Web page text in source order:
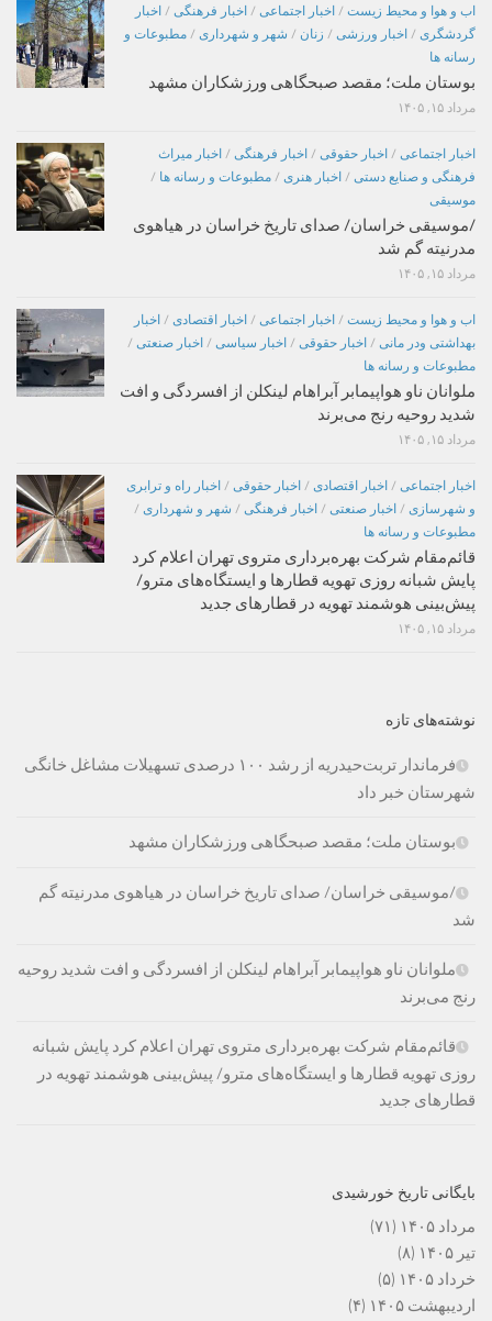
اب و هوا و محیط زیست / اخبار اجتماعی / اخبار فرهنگی / اخبار
گردشگری / اخبار ورزشی / زنان / شهر و شهرداری / مطبوعات و
رسانه ها
بوستان ملت؛ مقصد صبحگاهی ورزشکاران مشهد
مرداد ۱۵, ۱۴۰۵
اخبار اجتماعی / اخبار حقوقی / اخبار فرهنگی / اخبار میراث
فرهنگی و صنایع دستی / اخبار هنری / مطبوعات و رسانه ها /
موسیقی
/موسیقی خراسان/ صدای تاریخ خراسان در هیاهوی
مدرنیته گم شد
مرداد ۱۵, ۱۴۰۵
اب و هوا و محیط زیست / اخبار اجتماعی / اخبار اقتصادی / اخبار
بهداشتی ودر مانی / اخبار حقوقی / اخبار سیاسی / اخبار صنعتی /
مطبوعات و رسانه ها
ملوانان ناو هواپیمابر آبراهام لینکلن از افسردگی و افت
شدید روحیه رنج می‌برند
مرداد ۱۵, ۱۴۰۵
اخبار اجتماعی / اخبار اقتصادی / اخبار حقوقی / اخبار راه و ترابری
و شهرسازی / اخبار صنعتی / اخبار فرهنگی / شهر و شهرداری /
مطبوعات و رسانه ها
قائم‌مقام شرکت بهره‌برداری متروی تهران اعلام کرد
پایش شبانه روزی تهویه قطارها و ایستگاه‌های مترو/
پیش‌بینی هوشمند تهویه در قطارهای جدید
مرداد ۱۵, ۱۴۰۵
نوشته‌های تازه
فرماندار تربت‌حیدریه از رشد ۱۰۰ درصدی تسهیلات مشاغل خانگی
شهرستان خبر داد
بوستان ملت؛ مقصد صبحگاهی ورزشکاران مشهد
/موسیقی خراسان/ صدای تاریخ خراسان در هیاهوی مدرنیته گم
شد
ملوانان ناو هواپیمابر آبراهام لینکلن از افسردگی و افت شدید روحیه
رنج می‌برند
قائم‌مقام شرکت بهره‌برداری متروی تهران اعلام کرد پایش شبانه
روزی تهویه قطارها و ایستگاه‌های مترو/ پیش‌بینی هوشمند تهویه در
قطارهای جدید
بایگانی تاریخ خورشیدی
مرداد ۱۴۰۵
(۷۱)
تیر ۱۴۰۵
(۸)
خرداد ۱۴۰۵
(۵)
اردیبهشت ۱۴۰۵
(۴)